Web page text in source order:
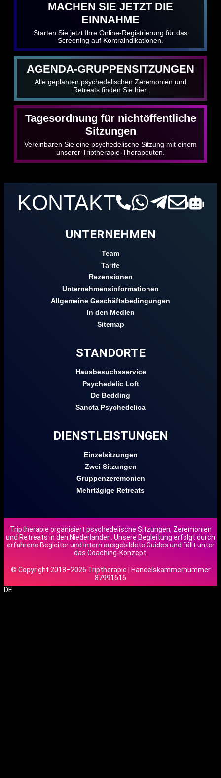
MACHEN SIE JETZT DIE
EINNAHME
Starten Sie jetzt Ihre Online-Registrierung für das
Screening auf Kontraindikationen.
AGENDA-GRUPPENSITZUNGEN
Alle geplanten psychedelischen Zeremonien und
Retreats finden Sie hier.
Tagesordnung für nichtöffentliche
Sitzungen
Vereinbaren Sie eine psychedelische Sitzung mit einem
unserer Triptherapie-Therapeuten.
KONTAKT
UNTERNEHMEN
Team
Tarife
Rezensionen
Unternehmensinformationen
Allgemeine Geschäftsbedingungen
In den Medien
Sitemap
STANDORTE
Hausbesuchsservice
Psychedelic Loft
De Bedding
Sancta Psychedelica
DIENSTLEISTUNGEN
Einzelsitzungen
Zwei Sitzungen
Gruppenzeremonien
Mehrtägige Retreats
Triptherapie organisiert psychedelische Sitzungen, Zeremonien
und Retreats in den Niederlanden. Unsere Begleitung erfolgt durch
erfahrene Begleiter und intern ausgebildete Guides und fällt unter
das Coaching-Konzept.
© Copyright 2018–2026 Triptherapie | Handelskammernummer
87991616
DE